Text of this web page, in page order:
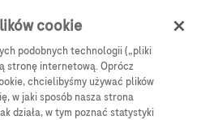
Menu
cookie
podobnych technologii („pliki
stronę internetową. Oprócz
chcielibyśmy używać plików
w jaki sposób nasza strona
działa, w tym poznać statystyki